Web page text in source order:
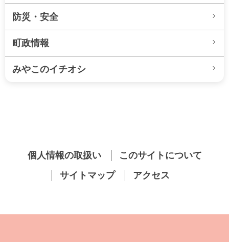
防災・安全
町政情報
みやこのイチオシ
個人情報の取扱い
このサイトについて
サイトマップ
アクセス